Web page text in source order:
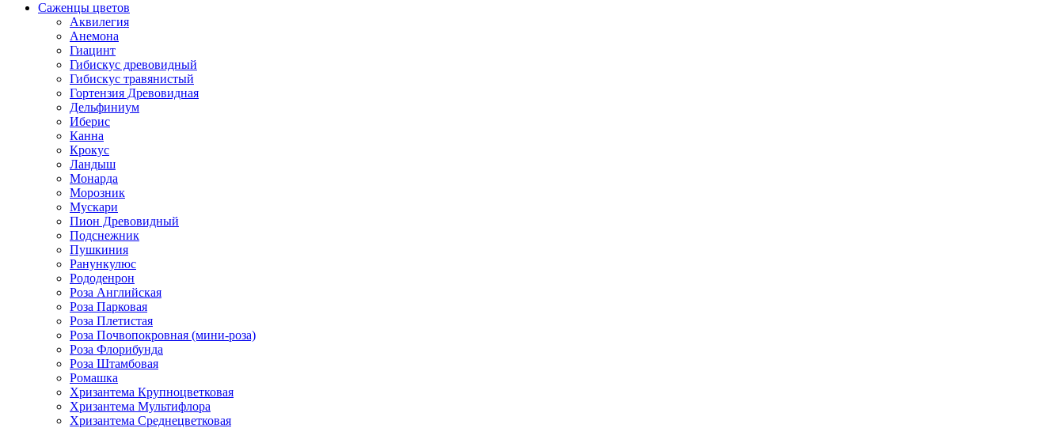
Саженцы цветов
Аквилегия
Анемона
Гиацинт
Гибискус древовидный
Гибискус травянистый
Гортензия Древовидная
Дельфиниум
Иберис
Канна
Крокус
Ландыш
Монарда
Морозник
Мускари
Пион Древовидный
Подснежник
Пушкиния
Ранункулюс
Рододенрон
Роза Английская
Роза Парковая
Роза Плетистая
Роза Почвопокровная (мини-роза)
Роза Флорибунда
Роза Штамбовая
Ромашка
Хризантема Крупноцветковая
Хризантема Мультифлора
Хризантема Среднецветковая